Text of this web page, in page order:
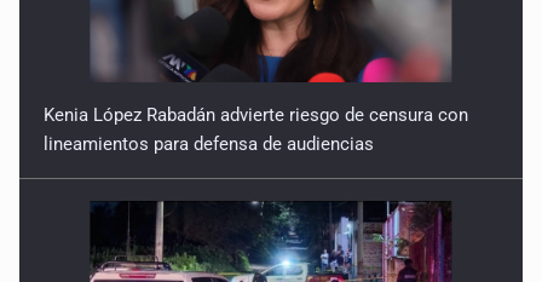
Kenia López Rabadán advierte riesgo de censura con
lineamientos para defensa de audiencias